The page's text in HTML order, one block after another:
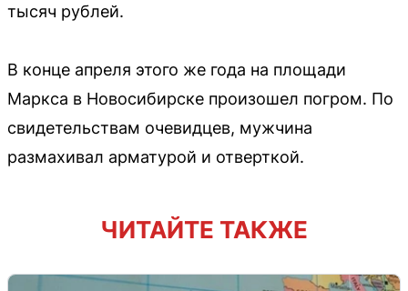
тысяч рублей.
В конце апреля этого же года на площади
Маркса в Новосибирске произошел погром. По
свидетельствам очевидцев, мужчина
размахивал арматурой и отверткой.
ЧИТАЙТЕ ТАКЖЕ